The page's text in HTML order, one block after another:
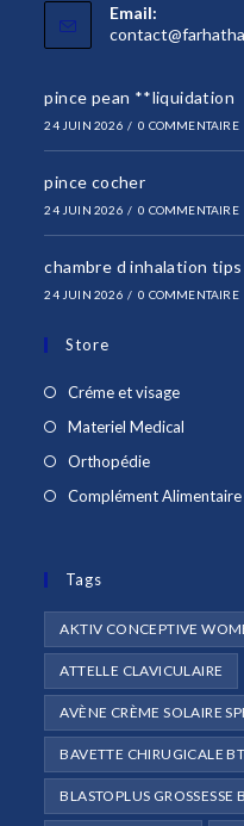
Email:
pince pean **liquidation
24 JUIN 2026 / 0 COMMENTAIRE
pince cocher
24 JUIN 2026 / 0 COMMENTAIRE
chambre d inhalation
24 JUIN 2026 / 0 COMMENTAIRE
Store
Créme et visageS’ouvre
dans
Materiel Medical
OrthopédieS’ouvre
dans
Complément Alimentaire
Tags
AKTIV CONCEPTIVE
ATTELLE CLAVICULAIRE
AVÈNE CRÈME SOLAIRE
BAVETTE CHIRUGICALE
BLASTOPLUS GROSSESSE